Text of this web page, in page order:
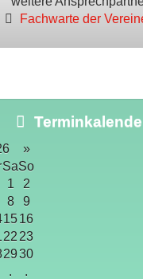
Fachwarte der
»
SaSo
1
2
8
9
1516
22 23
2930
.
.